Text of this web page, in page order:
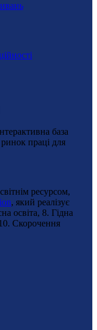
база
праці для
ресурсом,
, який реалізує
освіта, 8. Гідна
Cкорочення